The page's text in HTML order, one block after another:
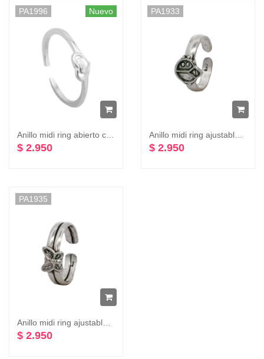
PA1996 Nuevo
$ 2.950
PA1933
$ 2.950
PA1935
$ 2.950